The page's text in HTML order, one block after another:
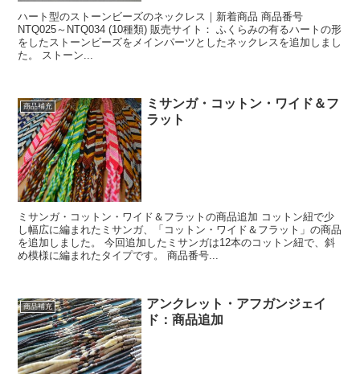
ハート型のストーンビーズのネックレス｜新着商品 商品番号
NTQ025～NTQ034 (10種類) 販売サイト： ふくらみの有るハートの形
をしたストーンビーズをメインパーツとしたネックレスを追加しまし
た。 ストーン...
商品補充
ミサンガ・コットン・ワイド＆フ
ラット
ミサンガ・コットン・ワイド＆フラットの商品追加 コットン紐で少
し幅広に編まれたミサンガ、「コットン・ワイド＆フラット」の商品
を追加しました。 今回追加したミサンガは12本のコットン紐で、斜
め模様に編まれたタイプです。 商品番号...
商品補充
アンクレット・アフガンジェイ
ド：商品追加